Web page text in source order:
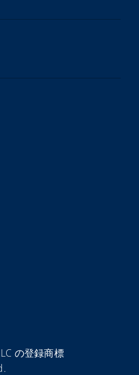
の登録商標